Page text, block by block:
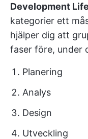
Development
kategorier ett
hjälper dig att
faser före, under
Planering
Analys
Design
Utveckling